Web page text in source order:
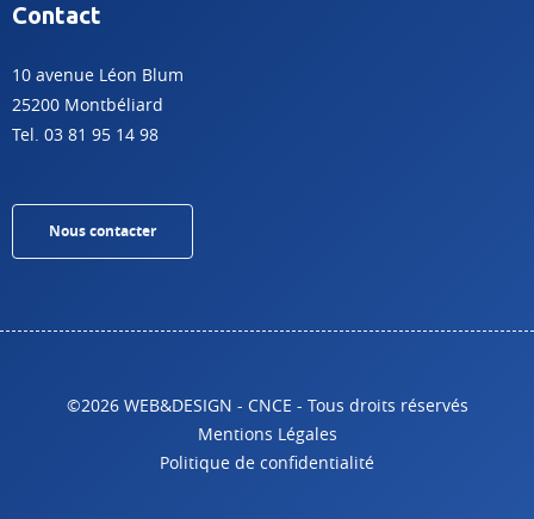
Contact
10 avenue Léon Blum
25200 Montbéliard
Tel. 03 81 95 14 98
Nous contacter
©2026 WEB&DESIGN - CNCE - Tous droits réservés
Mentions Légales
Politique de confidentialité